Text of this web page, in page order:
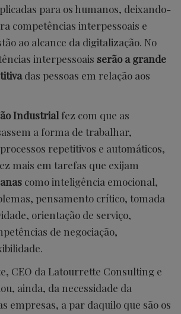
para os humanos, deixando-
competências interpessoais e
ao alcance da digitalização. No
interpessoais serão a grande
das pessoas em relação aos
Industrial fez com que as
a forma de trabalhar,
repetitivos e automáticos,
mais em tarefas que exijam
como inteligência emocional,
pensamento crítico, tomada
orientação de serviço,
de negociação,
CEO da Latourrette Consulting e
ainda, da necessidade da
empresas, a par daquilo que são os